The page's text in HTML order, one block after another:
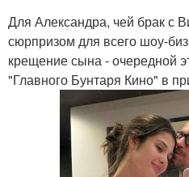
Для Александра, чей брак с
сюрпризом для всего шоу-
крещение сына - очередной
"Главного Бунтаря Кино" в